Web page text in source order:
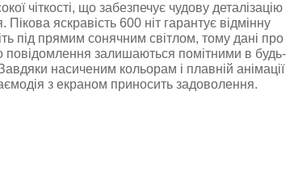
чіткості, що забезпечує чудову деталізацію
яскравість 600 ніт гарантує відмінну
під прямим сонячним світлом, тому дані про
повідомлення залишаються помітними в будь-
насиченим кольорам і плавній анімації
з екраном приносить задоволення.